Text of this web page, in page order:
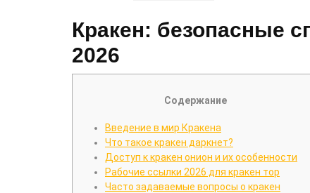
Кракен: безопасные
2026
Содержание
Введение в мир Кракена
Что такое кракен даркнет?
Доступ к кракен онион и их особенности
Рабочие ссылки 2026 для кракен тор
Часто задаваемые вопросы о кракен